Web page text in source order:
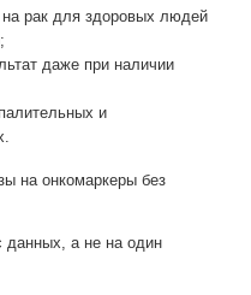
на рак для здоровых людей
даже при наличии
и
на онкомаркеры без
данных, а не на один